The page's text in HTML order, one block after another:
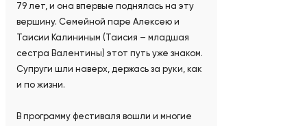
79 лет, и она впервые поднялась на эту
вершину. Семейной паре Алексею и
Таисии Калининым (Таисия – младшая
сестра Валентины) этот путь уже знаком.
Супруги шли наверх, держась за руки, как
и по жизни.
В программу фестиваля вошли и многие